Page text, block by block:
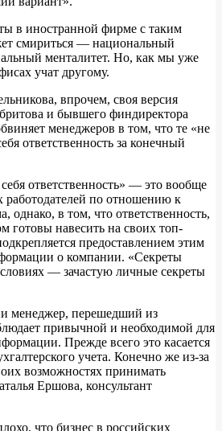
в иностранной фирме с таким
смириться — национальный
менталитет. Но, как мы уже
учат другому.
впрочем, своя версия
и бывшего финдиректора
менеджеров в том, что те «не
ответственность за конечный
ответственность» — это вообще
работодателей по отношению к
в том, что ответственность,
готовы навесить на своих топ-
предоставлением этим
о компании. «Секреты
— зачастую личные секреты
менеджер, перешедший из
привычной и необходимой для
Прежде всего это касается
учета. Конечно же из-за
возможностях принимать
Ершова, консультант
что бизнес в российских